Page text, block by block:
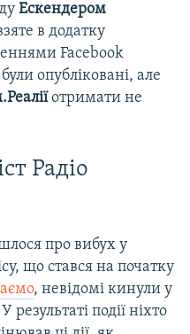
Ескендером
в додатку
Facebook
опубліковані, але
отримати не
Радіо
про вибух у
що стався на початку
, невідомі кинули у
результаті події ніхто